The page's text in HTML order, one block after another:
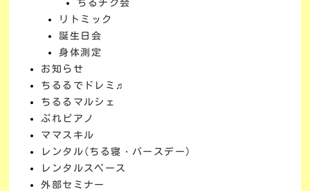
ちるチク会
リトミック
誕生日会
身体測定
お知らせ
ちるるでドレミ♬
ちるるマルシェ
ぷれピアノ
ママスキル
レンタル(ちる寝・バースデー)
レンタルスペース
外部セミナー